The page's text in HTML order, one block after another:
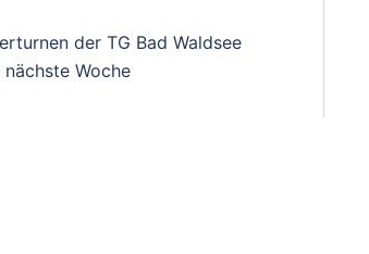
der TG Bad Waldsee
Woche